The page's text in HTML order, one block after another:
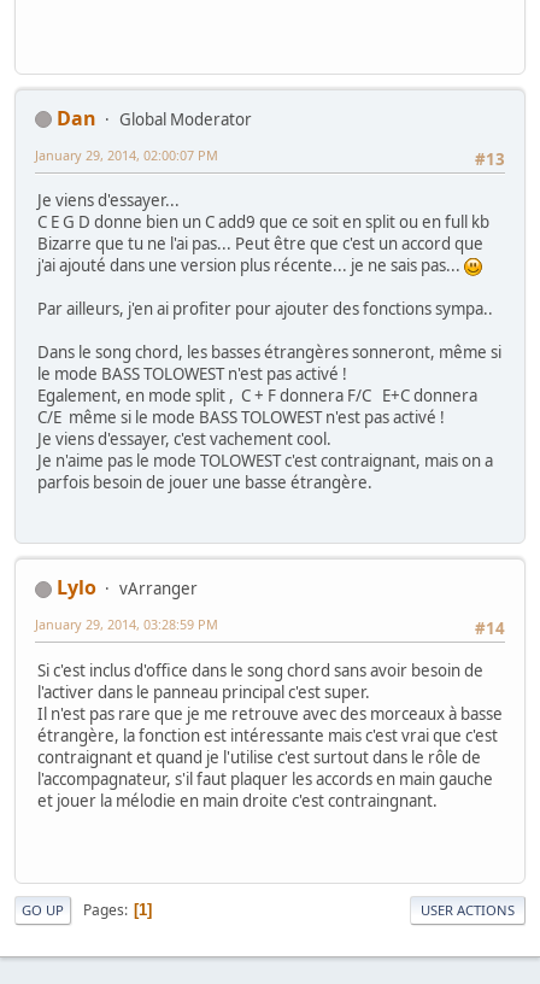
Dan
Global Moderator
#13
January 29, 2014, 02:00:07 PM
Je viens d'essayer...
C E G D donne bien un C add9 que ce soit en split ou en full kb
Bizarre que tu ne l'ai pas... Peut être que c'est un accord que
j'ai ajouté dans une version plus récente... je ne sais pas...
Par ailleurs, j'en ai profiter pour ajouter des fonctions sympa..
Dans le song chord, les basses étrangères sonneront, même si
le mode BASS TOLOWEST n'est pas activé !
Egalement, en mode split , C + F donnera F/C E+C donnera
C/E même si le mode BASS TOLOWEST n'est pas activé !
Je viens d'essayer, c'est vachement cool.
Je n'aime pas le mode TOLOWEST c'est contraignant, mais on a
parfois besoin de jouer une basse étrangère.
Lylo
vArranger
#14
January 29, 2014, 03:28:59 PM
Si c'est inclus d'office dans le song chord sans avoir besoin de
l'activer dans le panneau principal c'est super.
Il n'est pas rare que je me retrouve avec des morceaux à basse
étrangère, la fonction est intéressante mais c'est vrai que c'est
contraignant et quand je l'utilise c'est surtout dans le rôle de
l'accompagnateur, s'il faut plaquer les accords en main gauche
et jouer la mélodie en main droite c'est contraingnant.
GO UP Pages 1 USER ACTIONS